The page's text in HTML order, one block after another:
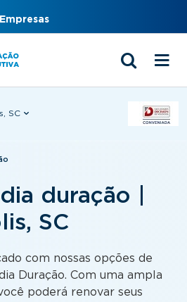
SC
duração |
SC
com nossas opções de
Duração. Com uma ampla
poderá renovar seus